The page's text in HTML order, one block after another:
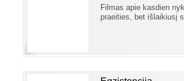
Filmas apie kasdien
praeities, bet išlaikiusį